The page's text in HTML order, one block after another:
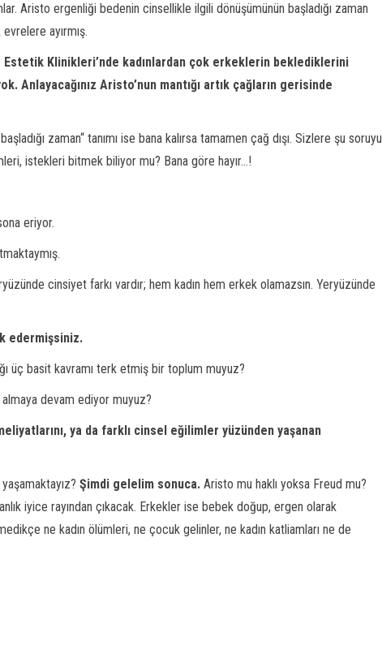
Aristo ergenliği bedenin cinsellikle ilgili dönüşümünün başladığı zaman
ayırmış.
Estetik Klinikleri’nde kadınlardan çok erkeklerin beklediklerini
Anlayacağınız Aristo’nun mantığı artık çağların gerisinde
zaman“ tanımı ise bana kalırsa tamamen çağ dışı. Sizlere şu soruyu
istekleri bitmek biliyor mu? Bana göre hayır...!
eriyor.
cinsiyet farkı vardır; hem kadın hem erkek olamazsın. Yeryüzünde
edermişsiniz.
üç basit kavramı terk etmiş bir toplum muyuz?
devam ediyor muyuz?
ya da farklı cinsel eğilimler yüzünden yaşanan
Şimdi gelelim sonuca. Aristo mu haklı yoksa Freud mu?
iyice rayından çıkacak. Erkekler ise bebek doğup, ergen olarak
ne kadın ölümleri, ne çocuk gelinler, ne kadın katliamları ne de